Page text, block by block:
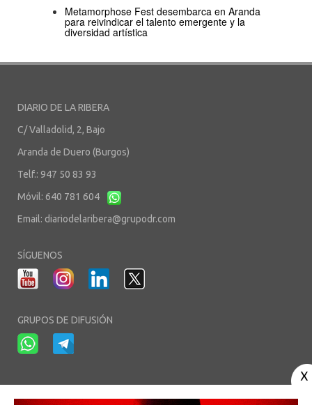
Metamorphose Fest desembarca en Aranda
para reivindicar el talento emergente y la
diversidad artística
DIARIO DE LA RIBERA
C/ Valladolid, 2, Bajo
Aranda de Duero (Burgos)
Telf.: 947 50 83 93
Móvil: 640 781 604
Email: diariodelaribera@grupodr.com
SÍGUENOS
GRUPOS DE DIFUSIÓN